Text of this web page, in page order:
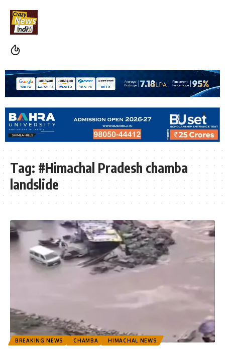
Tag: #Himachal Pradesh chamba
landslide
BREAKING NEWS CHAMBA HIMACHAL NEWS